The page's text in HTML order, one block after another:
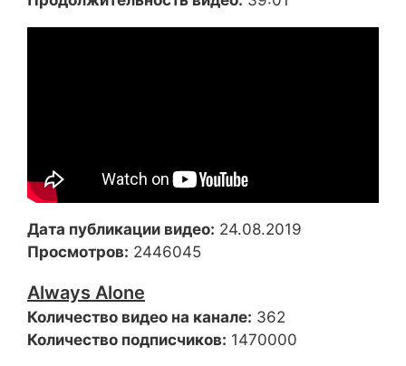
Дата публикации видео: 24.08.2019
Просмотров: 2446045
Always Alone
Количество видео на канале: 362
Количество подписчиков: 1470000